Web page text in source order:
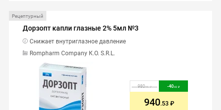
Рецептурный
Дорзопт капли глазные 2% 5мл №3
Rompharm Company К.О. S.R.L.
Снижает внутриглазное давление
980.95 -40.42
940.53